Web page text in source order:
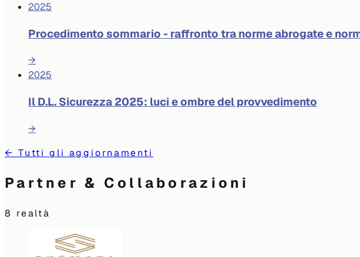
2025
Procedimento sommario - raffronto tra norme abrogate e
→
2025
Il D.L. Sicurezza 2025: luci e ombre del provvedimento
→
← Tutti gli aggiornamenti
Partner & Collaborazioni
8 realtà